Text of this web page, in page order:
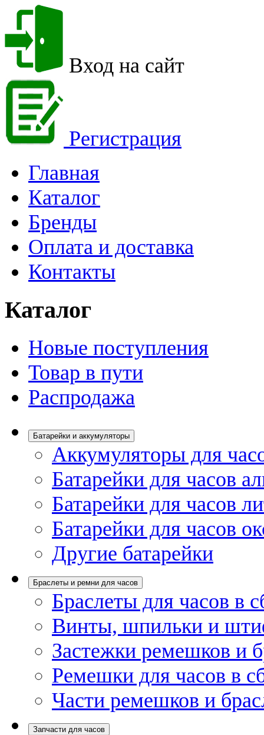
Вход на сайт
Регистрация
Главная
Каталог
Бренды
Оплата и доставка
Контакты
Каталог
Новые поступления
Товар в пути
Распродажа
Батарейки и аккумуляторы
Аккумуляторы для
Батарейки для часов
Батарейки для часов
Батарейки для часов
Другие батарейки
Браслеты и ремни для часов
Браслеты для часов в
Винты, шпильки и
Застежки ремешков и
Ремешки для часов в
Части ремешков и
Запчасти для часов